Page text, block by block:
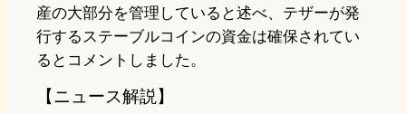
産の大部分を管理していると述べ、テザーが発
行するステーブルコインの資金は確保されてい
るとコメントしました。
【ニュース解説】